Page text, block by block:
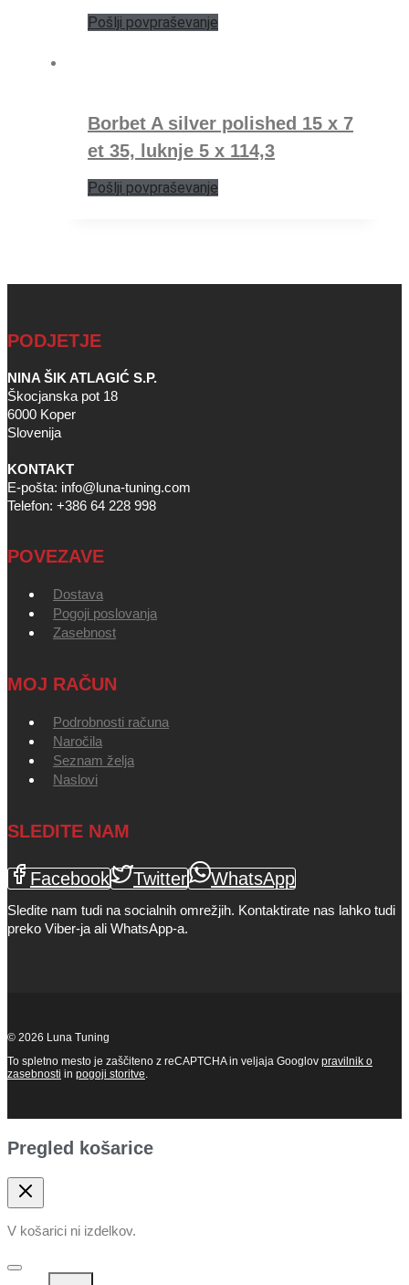
Pošlji povpraševanje
Borbet A silver polished 15 x 7
et 35, luknje 5 x 114,3
Pošlji povpraševanje
PODJETJE
NINA ŠIK ATLAGIĆ S.P.
Škocjanska pot 18
6000 Koper
Slovenija
KONTAKT
E-pošta: info@luna-tuning.com
Telefon: +386 64 228 998
POVEZAVE
Dostava
Pogoji poslovanja
Zasebnost
MOJ RAČUN
Podrobnosti računa
Naročila
Seznam želja
Naslovi
SLEDITE NAM
Facebook Twitter WhatsApp
Sledite nam tudi na socialnih omrežjih. Kontaktirate nas lahko tudi
preko Viber-ja ali WhatsApp-a.
© 2026 Luna Tuning
To spletno mesto je zaščiteno z reCAPTCHA in veljaja Googlov pravilnik o
zasebnosti in pogoji storitve.
Pregled košarice
V košarici ni izdelkov.